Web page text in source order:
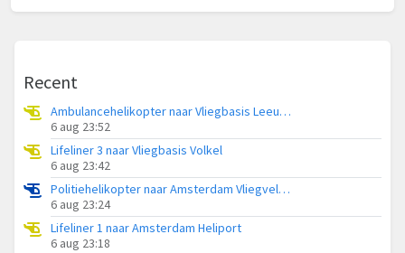
Recent
Ambulancehelikopter naar Vliegbasis Leeuwarden
6 aug 23:52
Lifeliner 3 naar Vliegbasis Volkel
6 aug 23:42
Politiehelikopter naar Amsterdam Vliegveld Schiphol
6 aug 23:24
Lifeliner 1 naar Amsterdam Heliport
6 aug 23:18